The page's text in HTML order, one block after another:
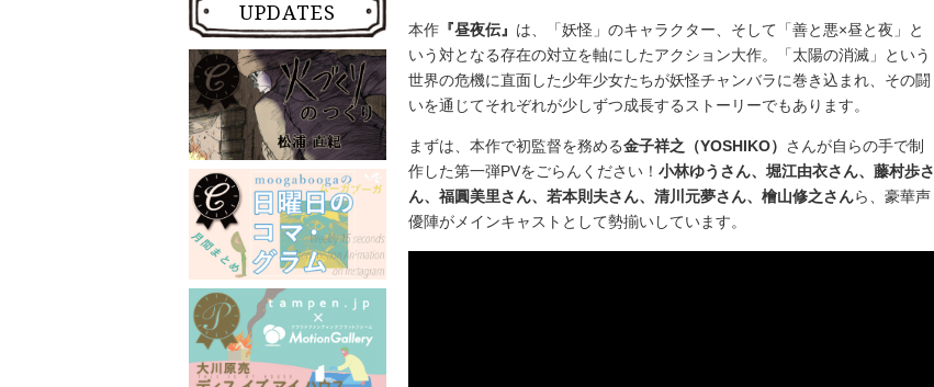
UPDATES
本作 『昼夜伝』 は、「妖怪」のキャラクター、そして「善と悪×昼と夜」と
いう対となる存在の対立を軸にしたアクション大作。「太陽の消滅」という
世界の危機に直面した少年少女たちが妖怪チャンバラに巻き込まれ、その闘
いを通じてそれぞれが少しずつ成長するストーリーでもあります。
まずは、本作で初監督を務める金子祥之（YOSHIKO） さんが自らの手で制
作した第一弾PVをごらんください！ 小林ゆうさん、堀江由衣さん、藤村歩さ
ん、福圓美里さん、若本則夫さん、清川元夢さん、檜山修之さんら、豪華声
優陣がメインキャストとして勢揃いしています。